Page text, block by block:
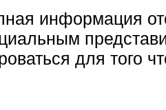
информация
для того